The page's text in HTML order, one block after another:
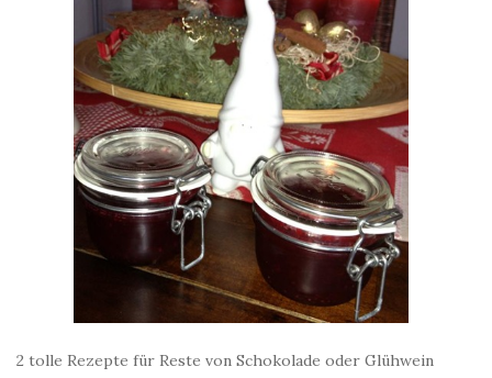
2 tolle Rezepte für Reste von Schokolade oder Glühwein